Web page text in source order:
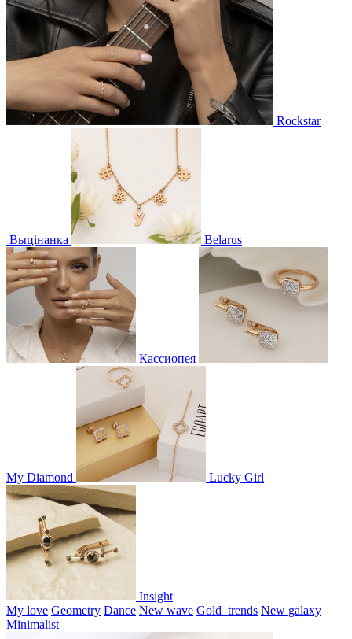
Rockstar
Выцінанка Belarus
Кассиопея
My Diamond Lucky Girl
Insight
My love Geometry Dance New wave Gold_trends New galaxy
Minimalist